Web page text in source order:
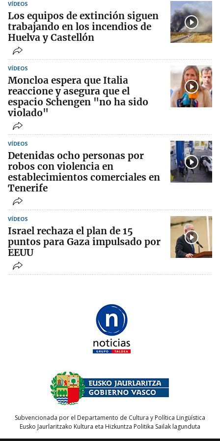
VÍDEOS
Los equipos de extinción siguen
trabajando en los incendios de
Huelva y Castellón
VÍDEOS
Moncloa espera que Italia
reaccione y asegura que el
espacio Schengen "no ha sido
violado"
VÍDEOS
Detenidas ocho personas por
robos con violencia en
establecimientos comerciales en
Tenerife
VÍDEOS
Israel rechaza el plan de 15
puntos para Gaza impulsado por
EEUU
Subvencionada por el Departamento de Cultura y Política Lingüística
Eusko Jaurlaritzako Kultura eta Hizkuntza Politika Sailak lagunduta